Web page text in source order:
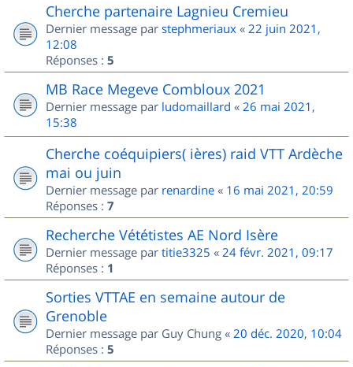
Cherche partenaire Lagnieu Cremieu
Dernier message par stephmeriaux « 22 juin 2021,
12:08
Réponses : 5
MB Race Megeve Combloux 2021
Dernier message par ludomaillard « 26 mai 2021,
15:38
Cherche coéquipiers( ières) raid VTT Ardèche
mai ou juin
Dernier message par renardine « 16 mai 2021, 20:59
Réponses : 7
Recherche Vététistes AE Nord Isère
Dernier message par titie3325 « 24 févr. 2021, 09:17
Réponses : 1
Sorties VTTAE en semaine autour de
Grenoble
Dernier message par Guy Chung « 20 déc. 2020, 10:04
Réponses : 5